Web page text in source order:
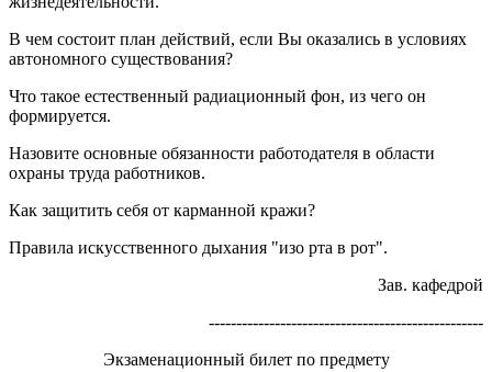
В чем состоит план действий, если Вы оказались в условиях
автономного существования?
Что такое естественный радиационный фон, из чего он
формируется.
Назовите основные обязанности работодателя в области
охраны труда работников.
Как защитить себя от карманной кражи?
Правила искусственного дыхания "изо рта в рот".
Зав. кафедрой
--------------------------------------------------
Экзаменационный билет по предмету